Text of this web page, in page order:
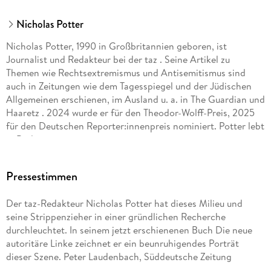
Nicholas Potter
Nicholas Potter, 1990 in Großbritannien geboren, ist
Journalist und Redakteur bei der taz . Seine Artikel zu
Themen wie Rechtsextremismus und Antisemitismus sind
auch in Zeitungen wie dem Tagesspiegel und der Jüdischen
Allgemeinen erschienen, im Ausland u. a. in The Guardian und
Haaretz . 2024 wurde er für den Theodor-Wolff-Preis, 2025
für den Deutschen Reporter:innenpreis nominiert. Potter lebt
in Berlin.
Pressestimmen
Der taz-Redakteur Nicholas Potter hat dieses Milieu und
seine Strippenzieher in einer gründlichen Recherche
durchleuchtet. In seinem jetzt erschienenen Buch Die neue
autoritäre Linke zeichnet er ein beunruhigendes Porträt
dieser Szene. Peter Laudenbach, Süddeutsche Zeitung